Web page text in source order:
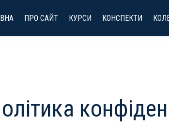
ПРО САЙТ КУРСИ КОНСПЕКТИ